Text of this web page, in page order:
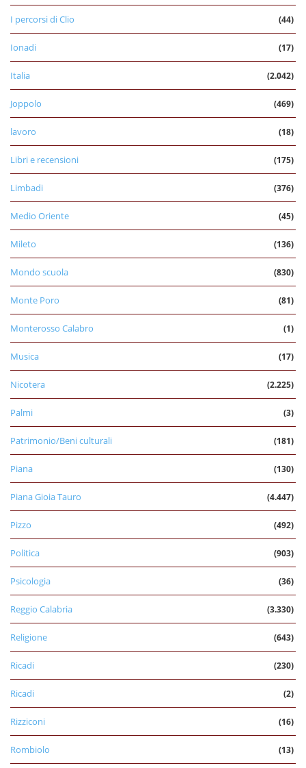
I percorsi di Clio (44)
Ionadi (17)
Italia (2.042)
Joppolo (469)
lavoro (18)
Libri e recensioni (175)
Limbadi (376)
Medio Oriente (45)
Mileto (136)
Mondo scuola (830)
Monte Poro (81)
Monterosso Calabro (1)
Musica (17)
Nicotera (2.225)
Palmi (3)
Patrimonio/Beni culturali (181)
Piana (130)
Piana Gioia Tauro (4.447)
Pizzo (492)
Politica (903)
Psicologia (36)
Reggio Calabria (3.330)
Religione (643)
Ricadi (230)
Ricadi (2)
Rizziconi (16)
Rombiolo (13)